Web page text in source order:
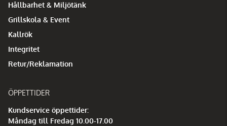
Hållbarhet & Miljötänk
Grillskola & Event
Kallrök
Integritet
Retur/Reklamation
ÖPPETTIDER
Kundservice öppettider:
Måndag till Fredag 10.00-17.00